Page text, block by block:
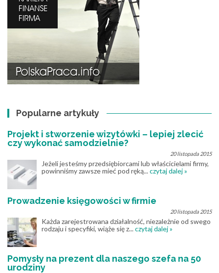
Popularne artykuły
Projekt i stworzenie wizytówki – lepiej zlecić
czy wykonać samodzielnie?
20 listopada 2015
Jeżeli jesteśmy przedsiębiorcami lub właścicielami firmy,
powinniśmy zawsze mieć pod ręką...czytaj dalej »
Prowadzenie księgowości w firmie
20 listopada 2015
Każda zarejestrowana działalność, niezależnie od swego
rodzaju i specyfiki, wiąże się z...czytaj dalej »
Pomysły na prezent dla naszego szefa na 50
urodziny